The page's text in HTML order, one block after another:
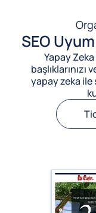
SEO
Yapay Zeka
yapay zeka ile